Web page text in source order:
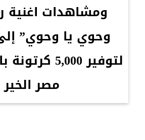
ومشاهدات اغنية
وحوي يا وحوي”
لتوفير 5,000
مصر الخير